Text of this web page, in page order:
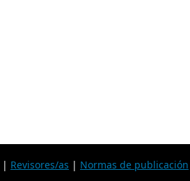
| Revisores/as | Normas de publicación